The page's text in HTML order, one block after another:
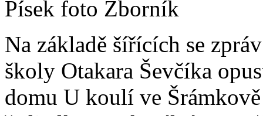
Na základě šířících se
školy Otakara Ševčíka
domu U koulí ve